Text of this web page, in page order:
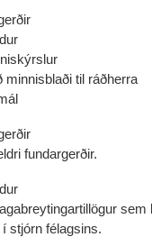
minnisblaði til ráðherra
fundargerðir.
stjórn félagsins.